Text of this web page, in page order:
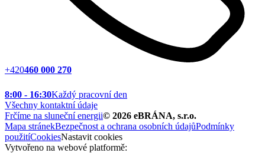
+420460 000 270
8:00 - 16:30Každý pracovní den
Všechny kontaktní údaje
Frčíme na sluneční energii© 2026 eBRÁNA, s.r.o.
Mapa stránekBezpečnost a ochrana osobních údajůPodmínky
použitíCookiesNastavit cookies
Vytvořeno na webové platformě: